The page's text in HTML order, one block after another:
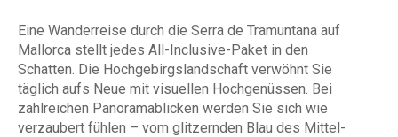
Eine Wanderreise durch die Serra de Tramuntana auf
Mallorca stellt jedes All-Inclusive-Paket in den
Schatten. Die Hochgebirgslandschaft verwöhnt Sie
täglich aufs Neue mit visuellen Hochgenüssen. Bei
zahlreichen Panoramablicken werden Sie sich wie
verzaubert fühlen – vom glitzernden Blau des Mittel-